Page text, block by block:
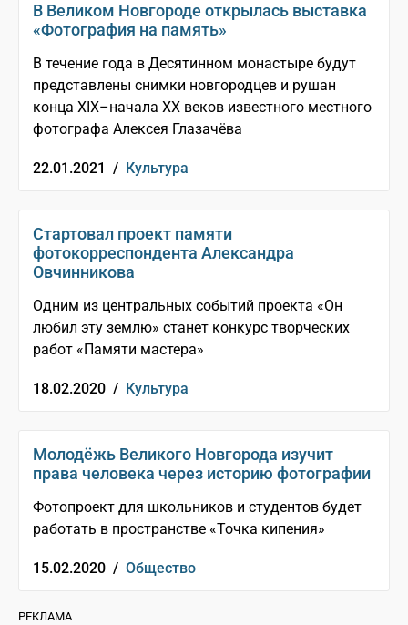
В Великом Новгороде открылась выставка
«Фотография на память»
В течение года в Десятинном монастыре будут
представлены снимки новгородцев и рушан
конца XIX–начала XX веков известного местного
фотографа Алексея Глазачёва
22.01.2021 / Культура
Стартовал проект памяти
фотокорреспондента Александра
Овчинникова
Одним из центральных событий проекта «Он
любил эту землю» станет конкурс творческих
работ «Памяти мастера»
18.02.2020 / Культура
Молодёжь Великого Новгорода изучит
права человека через историю фотографии
Фотопроект для школьников и студентов будет
работать в пространстве «Точка кипения»
15.02.2020 / Общество
РЕКЛАМА